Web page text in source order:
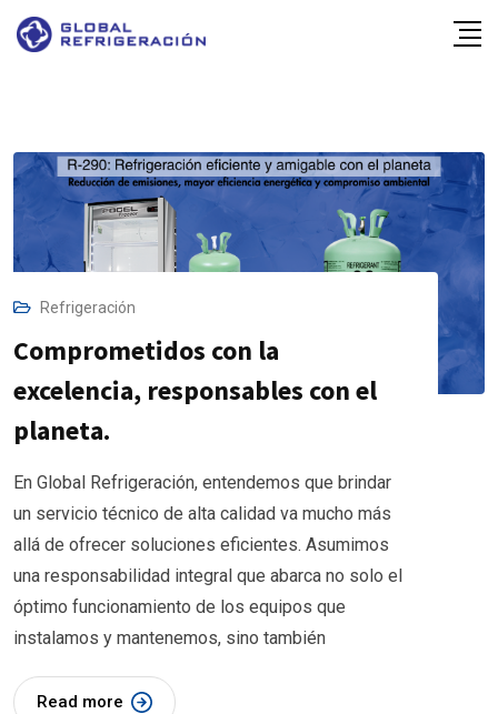
Skip
Refrigeración
Comprometidos con la
excelencia, responsables con el
planeta.
En Global Refrigeración, entendemos que brindar
un servicio técnico de alta calidad va mucho más
allá de ofrecer soluciones eficientes. Asumimos
una responsabilidad integral que abarca no solo el
óptimo funcionamiento de los equipos que
instalamos y mantenemos, sino también
Read more